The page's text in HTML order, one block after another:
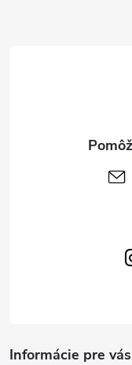
Informácie pre vás